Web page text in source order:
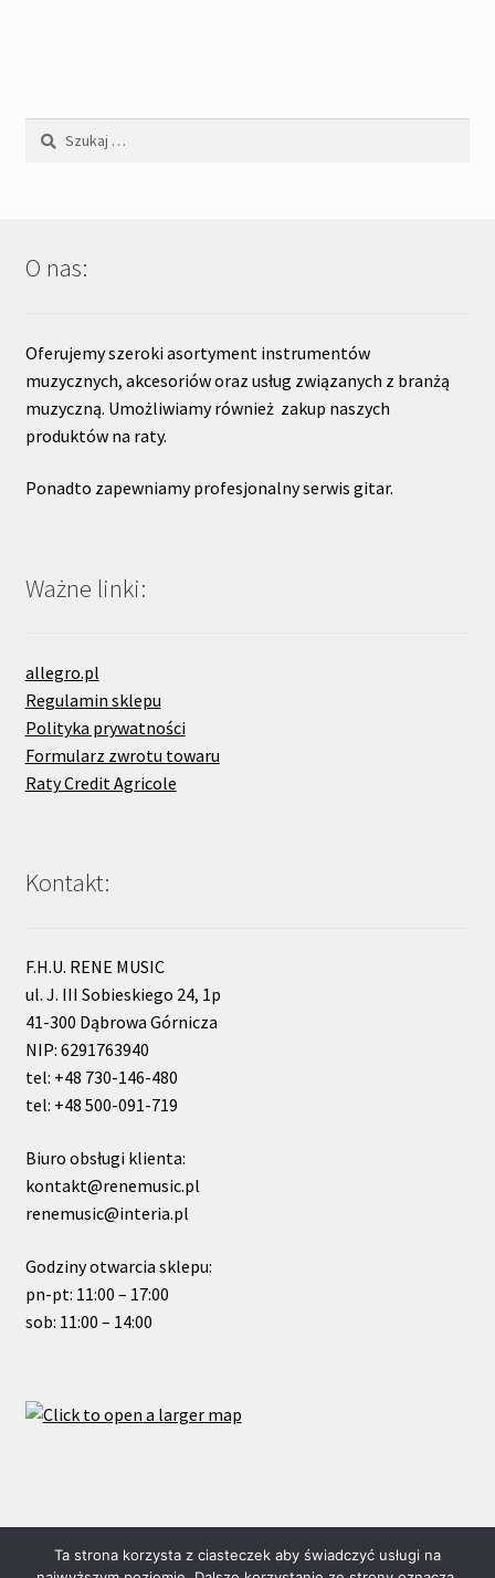
Szukaj:
O nas:
Oferujemy szeroki asortyment instrumentów
muzycznych, akcesoriów oraz usług związanych z branżą
muzyczną. Umożliwiamy również zakup naszych
produktów na raty.
Ponadto zapewniamy profesjonalny serwis gitar.
Ważne linki:
allegro.pl
Regulamin sklepu
Polityka prywatności
Formularz zwrotu towaru
Raty Credit Agricole
Kontakt:
F.H.U. RENE MUSIC
ul. J. III Sobieskiego 24, 1p
41-300 Dąbrowa Górnicza
NIP: 6291763940
tel: +48 730-146-480
tel: +48 500-091-719
Biuro obsługi klienta:
kontakt@renemusic.pl
renemusic@interia.pl
Godziny otwarcia sklepu:
pn-pt: 11:00 – 17:00
sob: 11:00 – 14:00
© ReneMusic 2024 Powered by Michal Zalas
Ta strona korzysta z ciasteczek aby świadczyć usługi na